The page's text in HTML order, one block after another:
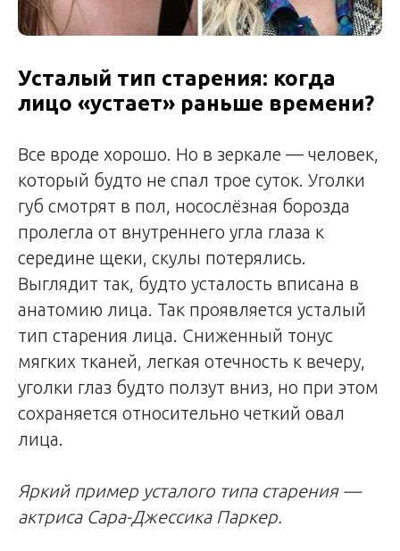
Усталый тип старения: когда
лицо «устает» раньше времени?
Все вроде хорошо. Но в зеркале — человек,
который будто не спал трое суток. Уголки
губ смотрят в пол, носослёзная борозда
пролегла от внутреннего угла глаза к
середине щеки, скулы потерялись.
Выглядит так, будто усталость вписана в
анатомию лица. Так проявляется усталый
тип старения лица. Сниженный тонус
мягких тканей, легкая отечность к вечеру,
уголки глаз будто ползут вниз, но при этом
сохраняется относительно четкий овал
лица.
Яркий пример усталого типа старения —
актриса Сара-Джессика Паркер.